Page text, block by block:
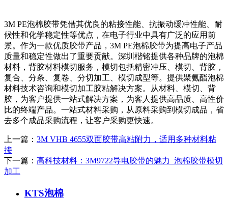
3M PE泡棉胶带凭借其优良的粘接性能、抗振动缓冲性能、耐
候性和化学稳定性等优点，在电子行业中具有广泛的应用前
景。作为一款优质胶带产品，3M PE泡棉胶带为提高电子产品
质量和稳定性做出了重要贡献。深圳楷铭提供各种品牌的泡棉
材料，背胶材料模切服务，模切包括精密冲压、模切、背胶，
复合、分条、复卷、分切加工、模切成型等。提供聚氨酯泡棉
材料技术咨询和模切加工胶粘解决方案。从材料、模切、背
胶，为客户提供一站式解决方案，为客人提供高品质、高性价
比的终端产品。一站式材料采购，从原料采购到模切成品，省
去多个成品采购流程，让客户采购更快速。
上一篇： 3M VHB 4655双面胶带高粘附力，适用多种材料粘
接
下一篇： 高科技材料：3M9722导电胶带的魅力_泡棉胶带模切
加工
KTS泡棉